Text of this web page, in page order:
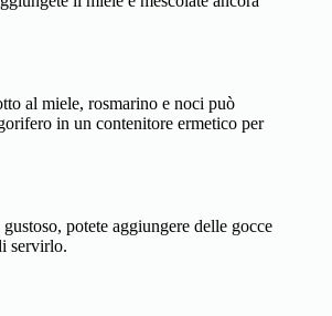
al miele, rosmarino e noci può
in un contenitore ermetico per
potete aggiungere delle gocce
servirlo.